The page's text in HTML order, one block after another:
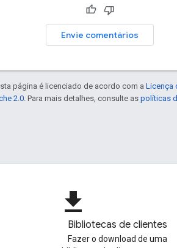
Envie comentários
página é licenciado de acordo com a Licença
2.0 . Para mais detalhes, consulte as políticas
file_download
Bibliotecas de clientes
Fazer o download de uma